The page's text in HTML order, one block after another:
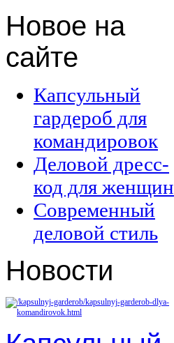
Новое на
сайте
Капсульный
гардероб для
командировок
Деловой дресс-
код для женщин
Современный
деловой стиль
Новости